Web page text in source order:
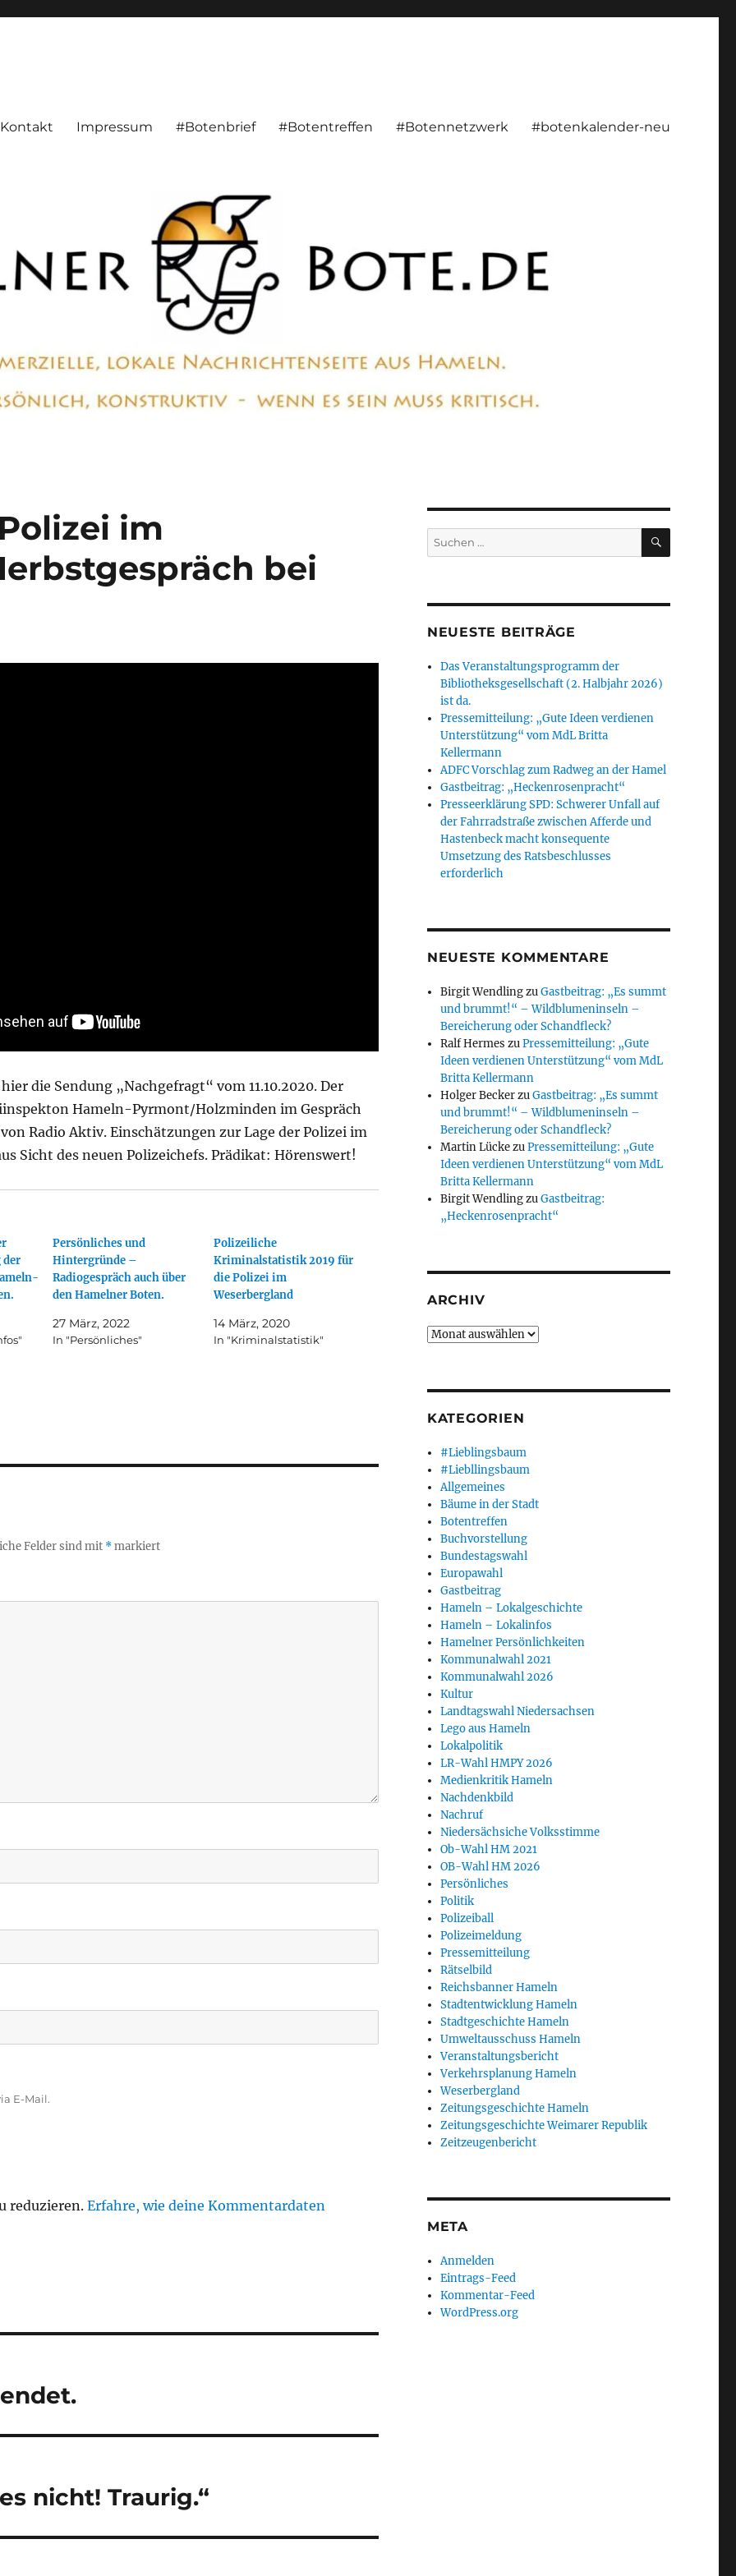
Kontakt Impressum #Botenbrief #Botentreffen #Botennetzwerk #botenkalender-neu
im
bei
die Sendung „Nachgefragt“ vom 11.10.2020. Der
Hameln-Pyrmont/Holzminden im Gespräch
Radio Aktiv. Einschätzungen zur Lage der Polizei im
Sicht des neuen Polizeichefs. Prädikat: Hörenswert!
der
Persönliches und
Hintergründe –
Radiogespräch auch über
den Hamelner Boten.
27 März, 2022
In "Persönliches"
Polizeiliche
Kriminalstatistik 2019 für
die Polizei im
Weserbergland
14 März, 2020
In "Kriminalstatistik"
Felder sind mit *markiert
E-Mail.
reduzieren.Erfahre, wie deine Kommentardaten
nicht! Traurig.“
Suchen
nach:
SUCHEN
NEUESTE BEITRÄGE
Das Veranstaltungsprogramm der
Bibliotheksgesellschaft (2. Halbjahr 2026)
ist da.
Pressemitteilung: „Gute Ideen verdienen
Unterstützung“ vom MdL Britta
Kellermann
ADFC Vorschlag zum Radweg an der Hamel
Gastbeitrag: „Heckenrosenpracht“
Presseerklärung SPD: Schwerer Unfall auf
der Fahrradstraße zwischen Afferde und
Hastenbeck macht konsequente
Umsetzung des Ratsbeschlusses
erforderlich
NEUESTE KOMMENTARE
Birgit WendlingzuGastbeitrag: „Es summt
und brummt!“ – Wildblumeninseln –
Bereicherung oder Schandfleck?
Ralf Hermes zuPressemitteilung: „Gute
Ideen verdienen Unterstützung“ vom MdL
Britta Kellermann
Holger BeckerzuGastbeitrag: „Es summt
und brummt!“ – Wildblumeninseln –
Bereicherung oder Schandfleck?
Martin LückezuPressemitteilung: „Gute
Ideen verdienen Unterstützung“ vom MdL
Britta Kellermann
Birgit WendlingzuGastbeitrag:
„Heckenrosenpracht“
ARCHIV
Archiv
KATEGORIEN
#Lieblingsbaum
#Liebllingsbaum
Allgemeines
Bäume in der Stadt
Botentreffen
Buchvorstellung
Bundestagswahl
Europawahl
Gastbeitrag
Hameln – Lokalgeschichte
Hameln – Lokalinfos
Hamelner Persönlichkeiten
Kommunalwahl 2021
Kommunalwahl 2026
Kultur
Landtagswahl Niedersachsen
Lego aus Hameln
Lokalpolitik
LR-Wahl HMPY 2026
Medienkritik Hameln
Nachdenkbild
Nachruf
Niedersächsiche Volksstimme
Ob-Wahl HM 2021
OB-Wahl HM 2026
Persönliches
Politik
Polizeiball
Polizeimeldung
Pressemitteilung
Rätselbild
Reichsbanner Hameln
Stadtentwicklung Hameln
Stadtgeschichte Hameln
Umweltausschuss Hameln
Veranstaltungsbericht
Verkehrsplanung Hameln
Weserbergland
Zeitungsgeschichte Hameln
Zeitungsgeschichte Weimarer Republik
Zeitzeugenbericht
META
Anmelden
Eintrags-Feed
Kommentar-Feed
WordPress.org